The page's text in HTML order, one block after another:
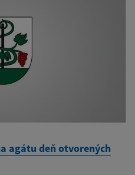
agátu deň otvorených